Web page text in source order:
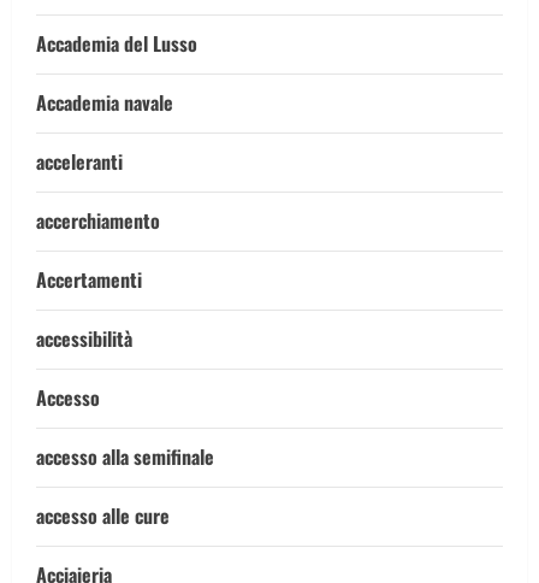
Accademia del Lusso
Accademia navale
acceleranti
accerchiamento
Accertamenti
accessibilità
Accesso
accesso alla semifinale
accesso alle cure
Acciaieria